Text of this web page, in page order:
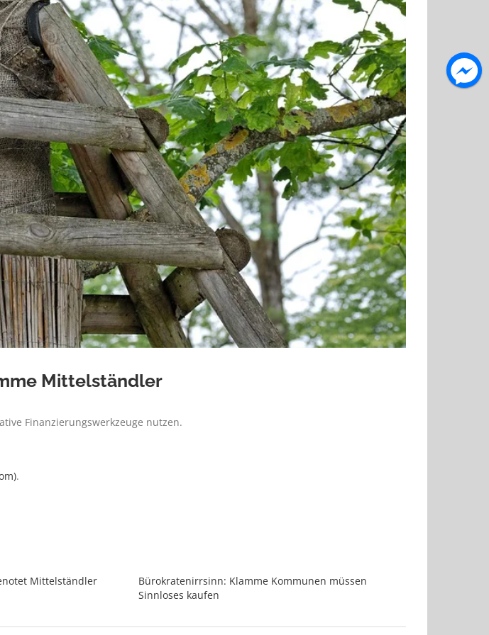
Mittelständler
Finanzierungswerkzeuge nutzen.
.
Mittelständler
Bürokratenirrsinn: Klamme Kommunen müssen
Sinnloses kaufen